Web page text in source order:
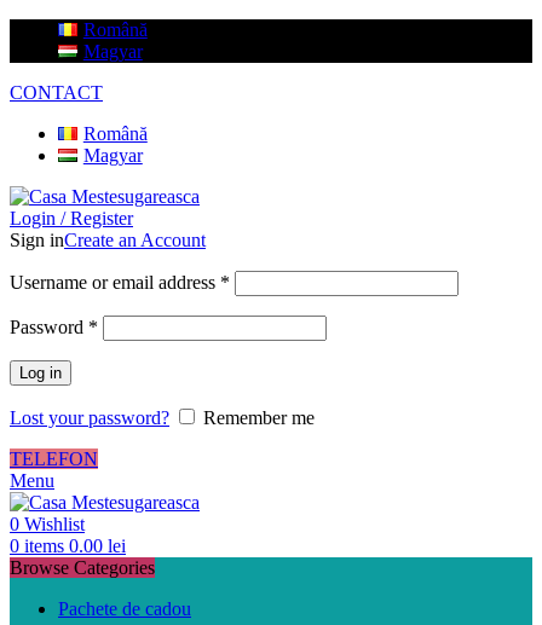
Română
Magyar
CONTACT
Română
Magyar
Login / Register
Sign inCreate an Account
Username or email address *
Password *
Log in
Lost your password?
Remember me
TELEFON
Menu
0 Wishlist
0 items 0.00 lei
Browse Categories
Pachete de cadou